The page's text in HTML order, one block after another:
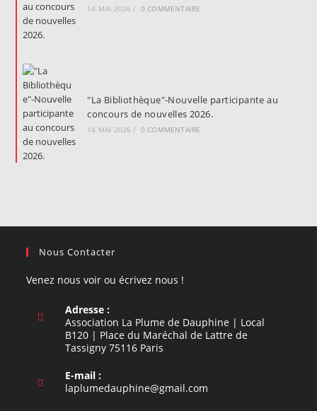
14 MAI 2026 / 0 COMMENTAIRE
"La Bibliothèque"-Nouvelle participante au
concours de nouvelles 2026.
14 MAI 2026 / 0 COMMENTAIRE
Nous Contacter
Venez nous voir ou écrivez nous !
Adresse :
Association La Plume de Dauphine | Local
B120 | Place du Maréchal de Lattre de
Tassigny 75116 Paris
E-mail :
laplumedauphine@gmail.com